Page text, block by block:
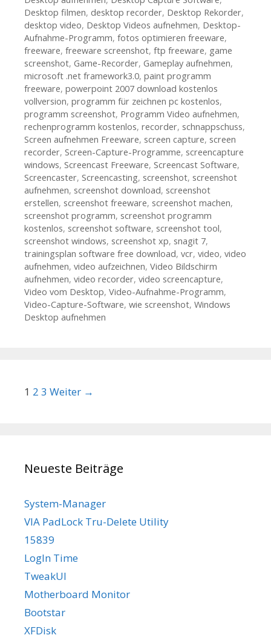
Desktop filmen, desktop recorder, Desktop Rekorder,
desktop video, Desktop Videos aufnehmen, Desktop-
Aufnahme-Programm, fotos optimieren freeware,
freeware, freeware screenshot, ftp freeware, game
screenshot, Game-Recorder, Gameplay aufnehmen,
microsoft .net framework3.0, paint programm
freeware, powerpoint 2007 download kostenlos
vollversion, programm für zeichnen pc kostenlos,
programm screenshot, Programm Video aufnehmen,
rechenprogramm kostenlos, recorder, schnappschuss,
Screen aufnehmen Freeware, screen capture, screen
recorder, Screen-Capture-Programme, screencapture
windows, Screencast Freeware, Screencast Software,
Screencaster, Screencasting, screenshot, screenshot
aufnehmen, screenshot download, screenshot
erstellen, screenshot freeware, screenshot machen,
screenshot programm, screenshot programm
kostenlos, screenshot software, screenshot tool,
screenshot windows, screenshot xp, snagit 7,
trainingsplan software free download, vcr, video, video
aufnehmen, video aufzeichnen, Video Bildschirm
aufnehmen, video recorder, video screencapture,
Video vom Desktop, Video-Aufnahme-Programm,
Video-Capture-Software, wie screenshot, Windows
Desktop aufnehmen
Beitrags-Navigation
1 2 3 Weiter →
Neueste Beiträge
System-Manager
VIA PadLock Tru-Delete Utility
15839
LogIn Time
TweakUI
Motherboard Monitor
Bootstar
XFDisk